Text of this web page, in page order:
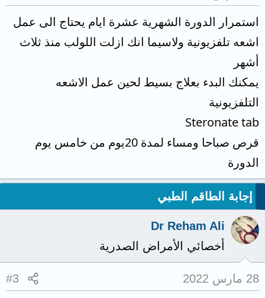
استمرار الدورة الشهرية عشرة ايام يحتاج الى عمل
اشعه تلفزيونية ولاسيما انك ازلت اللولب منذ ثلاث
أشهر
يمكنك البدء بعلاج بسيط لحين عمل الاشعه
التلفزيونية
Steronate tab
قرص صباحا ومساء لمدة 20يوم من خامس يوم
الدورة
إجابة الطاقم الطبي
Dr Reham Ali
أخصائي الأمراض الصدرية
28 مارس 2022 #3